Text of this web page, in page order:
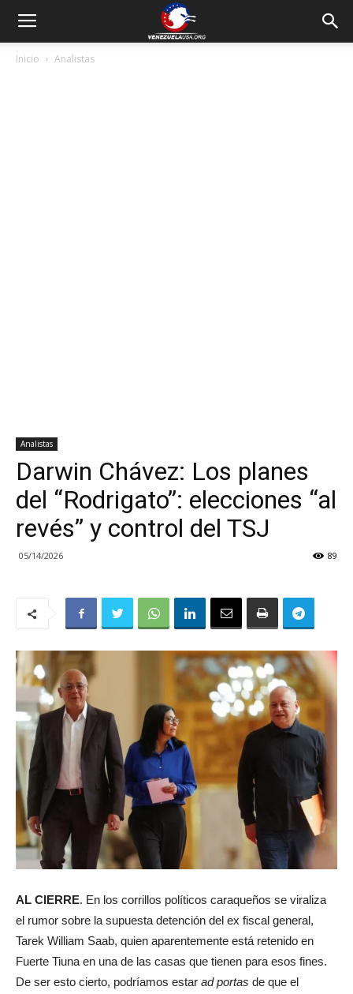
Inicio Analistas
Analistas
Darwin Chávez: Los planes
del “Rodrigato”: elecciones “al
revés” y control del TSJ
05/14/2026 89
AL CIERRE. En los corrillos políticos caraqueños se viraliza
el rumor sobre la supuesta detención del ex fiscal general,
Tarek William Saab, quien aparentemente está retenido en
Fuerte Tiuna en una de las casas que tienen para esos fines.
De ser esto cierto, podríamos estar ad portas de que el